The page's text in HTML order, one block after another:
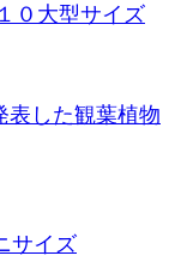
０ 大型サイズ
表した観葉植物
サイズ